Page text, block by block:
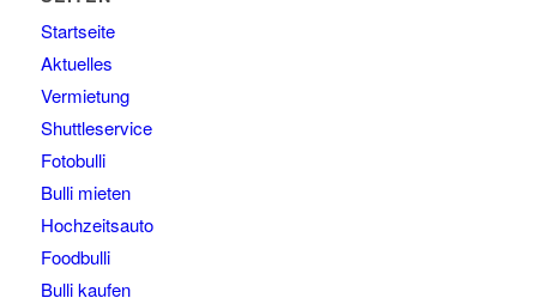
Startseite
Aktuelles
Vermietung
Shuttleservice
Fotobulli
Bulli mieten
Hochzeitsauto
Foodbulli
Bulli kaufen